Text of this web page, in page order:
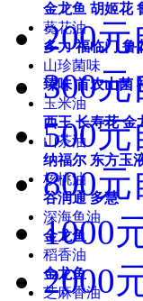
金龙鱼 胡姬花
葵花油
多力 福临门 鲁
山珍菌味
臻味 首农山菌
玉米油
西王 长寿花 金
山茶油
纳福尔 东方玉
核桃油
谷润通 多慧
深海鱼油
金龙鱼
稻香油
金龙鱼
芝麻香油
200
300
500
800
1000
2000